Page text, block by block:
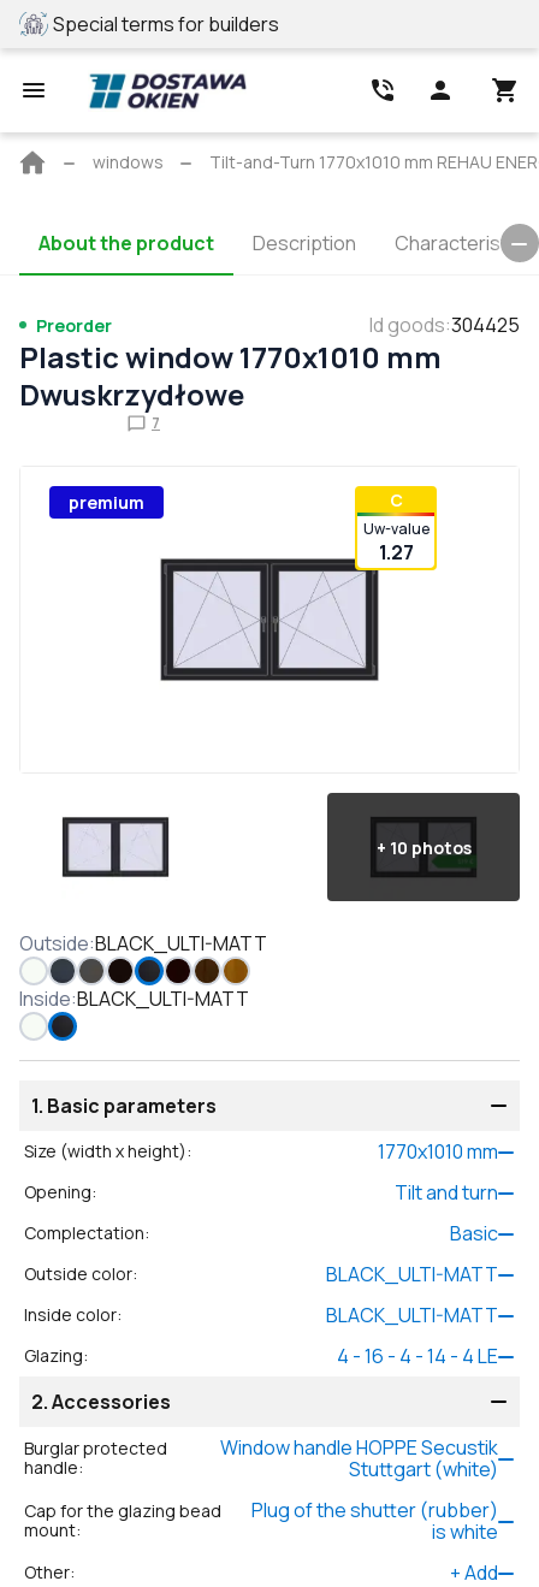
Special terms for builders
Main
windows Tilt-and-Turn 1770x1010 mm REHAU
About the product Description Characteristics
Preorder Id goods:304425
Plastic window 1770x1010 mm
Dwuskrzydłowe
7
premium С
Uw-value
1.27
+ 10 photos
Outside:BLACK_ULTI-MATT
Inside:BLACK_ULTI-MATT
1. Basic parameters
Size (width x height): 1770x1010mm
Opening: Tilt and turn
Complectation: Basic
Outside color: BLACK_ULTI-MATT
Inside color: BLACK_ULTI-MATT
Glazing:
4 - 16 - 4 - 14 - 4 LE
2.Accessories
Burglar protected
handle:
Window handle HOPPE Secustik
Stuttgart (white)
Cap for the glazing bead
mount:
Plug of the shutter (rubber)
is white
Other: +Add